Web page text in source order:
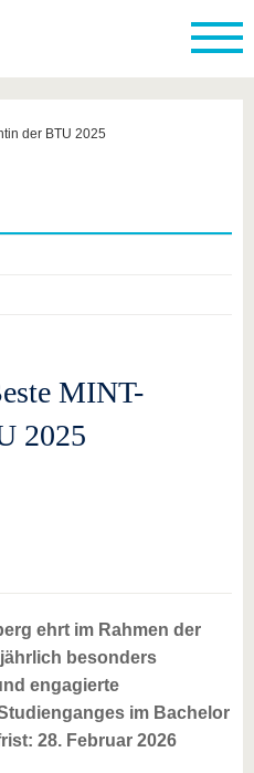
der BTU 2025
MINT-
2025
ehrt im Rahmen der
besonders
engagierte
im Bachelor
28. Februar 2026